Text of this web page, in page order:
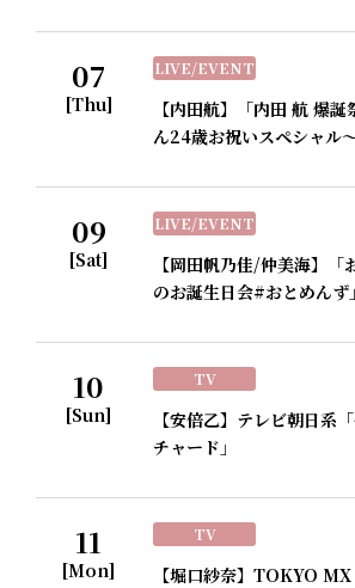
07
[Thu]
LIVE/EVENT
【内田航】「内田 航 爆
ん24歳お祝いスペシャル～
09
[Sat]
LIVE/EVENT
【岡田帆乃佳/仲美海】「
のお誕生日会#おとめんず」
10
[Sun]
TV
【安倍乙】テレビ朝日系
チャード」
11
[Mon]
TV
【堀口紗奈】TOKYO